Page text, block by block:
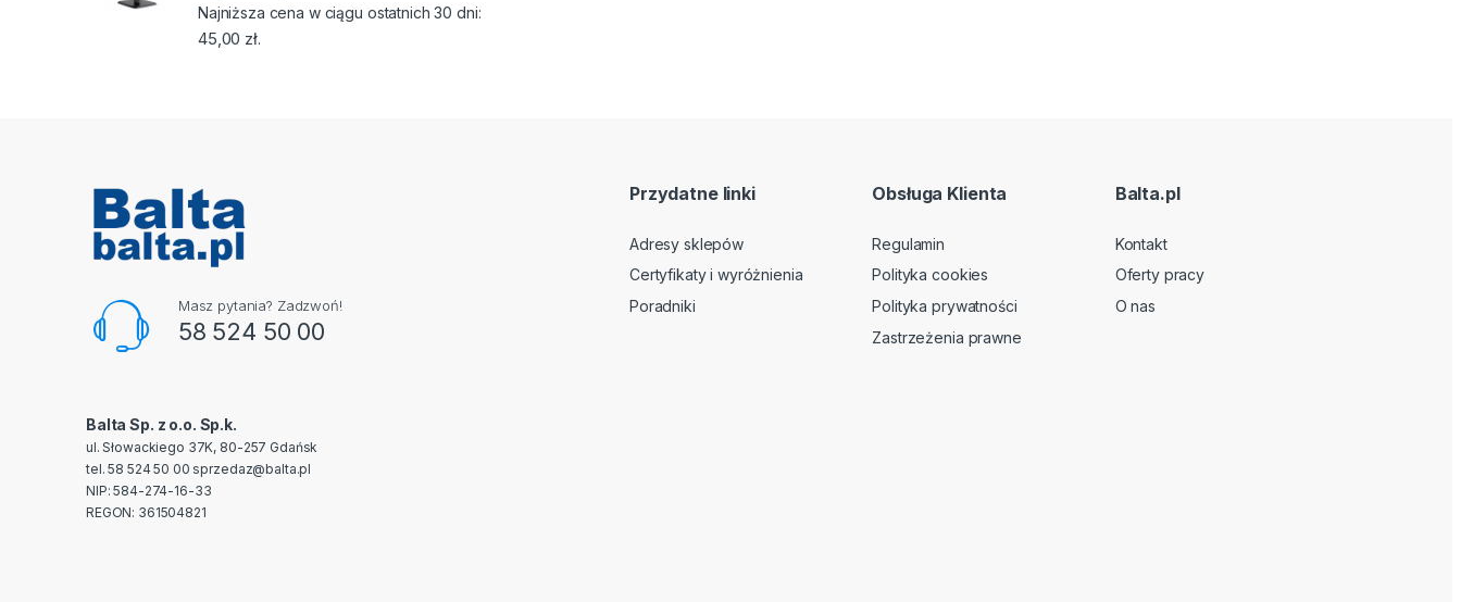
Najniższa cena w ciągu ostatnich 30 dni:
45,00 zł.
Masz pytania? Zadzwoń!
58 524 50 00
Balta Sp. z o.o. Sp.k.
ul. Słowackiego 37K, 80-257 Gdańsk
tel. 58 524 50 00sprzedaz@balta.pl
NIP: 584-274-16-33
REGON: 361504821
Przydatne linki
Adresy sklepów
Certyfikaty i wyróżnienia
Poradniki
Obsługa Klienta
Regulamin
Polityka cookies
Polityka prywatności
Zastrzeżenia prawne
Balta.pl
Kontakt
Oferty pracy
O nas